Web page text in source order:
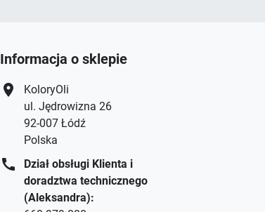
Informacja o sklepie
location_on
KoloryOli
ul. Jędrowizna 26
92-007 Łódź
Polska
call
Dział obsługi Klienta i
doradztwa technicznego
(Aleksandra):